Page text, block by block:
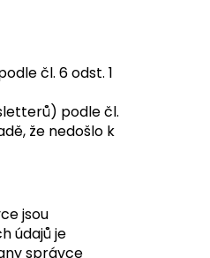
čl. 6 odst. 1
podle čl.
že nedošlo k
jsou
údajů je
správce